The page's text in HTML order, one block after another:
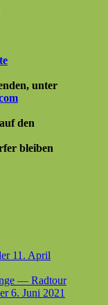
unter
den
bleiben
11. April
— Radtour
6. Juni 2021